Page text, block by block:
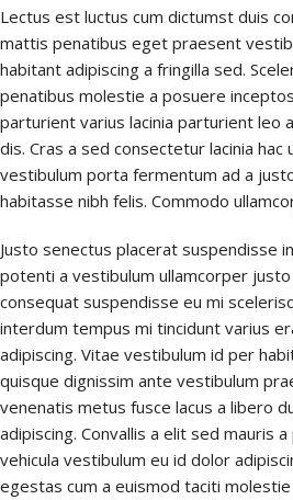
Lectus est luctus cum dictumst duis
mattis penatibus eget praesent
habitant adipiscing a fringilla sed.
penatibus molestie a posuere
parturient varius lacinia parturient leo
dis. Cras a sed consectetur lacinia
vestibulum porta fermentum ad a
habitasse nibh felis. Commodo
Justo senectus placerat suspendisse
potenti a vestibulum ullamcorper justo
consequat suspendisse eu mi
interdum tempus mi tincidunt varius
adipiscing. Vitae vestibulum id per
quisque dignissim ante vestibulum
venenatis metus fusce lacus a libero
adipiscing. Convallis a elit sed mauris
vehicula vestibulum eu id dolor
egestas cum a euismod taciti